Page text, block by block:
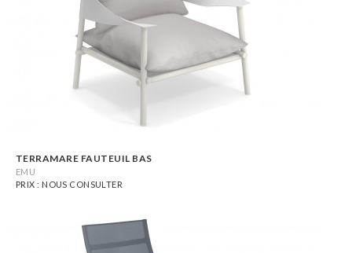
TERRAMARE FAUTEUIL BAS
EMU
PRIX : NOUS CONSULTER